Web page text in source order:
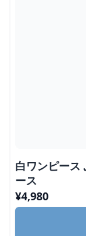
白ワンピース
ース
¥4,980